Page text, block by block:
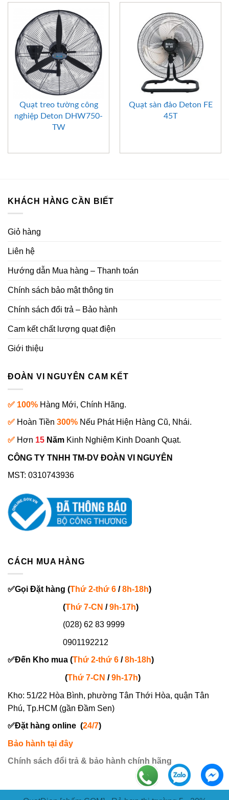
Quạt treo tường công
nghiệp Deton DHW750-
TW
Quạt sàn đảo Deton FE
45T
KHÁCH HÀNG CẦN BIẾT
Giỏ hàng
Liên hệ
Hướng dẫn Mua hàng – Thanh toán
Chính sách bảo mật thông tin
Chính sách đổi trả – Bảo hành
Cam kết chất lượng quạt điện
Giới thiệu
ĐOÀN VI NGUYÊN CAM KẾT
✅ 100% Hàng Mới, Chính Hãng.
✅ Hoàn Tiền 300% Nếu Phát Hiện Hàng Cũ, Nhái.
✅ Hơn 15 Năm Kinh Nghiệm Kinh Doanh Quạt.
CÔNG TY TNHH TM-DV ĐOÀN VI NGUYÊN
MST: 0310743936
CÁCH MUA HÀNG
✅Gọi Đặt hàng (Thứ 2-thứ 6 /8h-18h)
(Thứ 7-CN /9h-17h)
(028) 62 83 9999
0901192212
✅Đến Kho mua (Thứ 2-thứ 6 /8h-18h)
(Thứ 7-CN /9h-17h)
Kho: 51/22 Hòa Bình, phường Tân Thới Hòa, quận Tân
Phú, Tp.HCM (gần Đầm Sen)
✅Đặt hàng online (24/7)
Bảo hành tại đây
Chính sách đổi trả & bảo hành chính hãng